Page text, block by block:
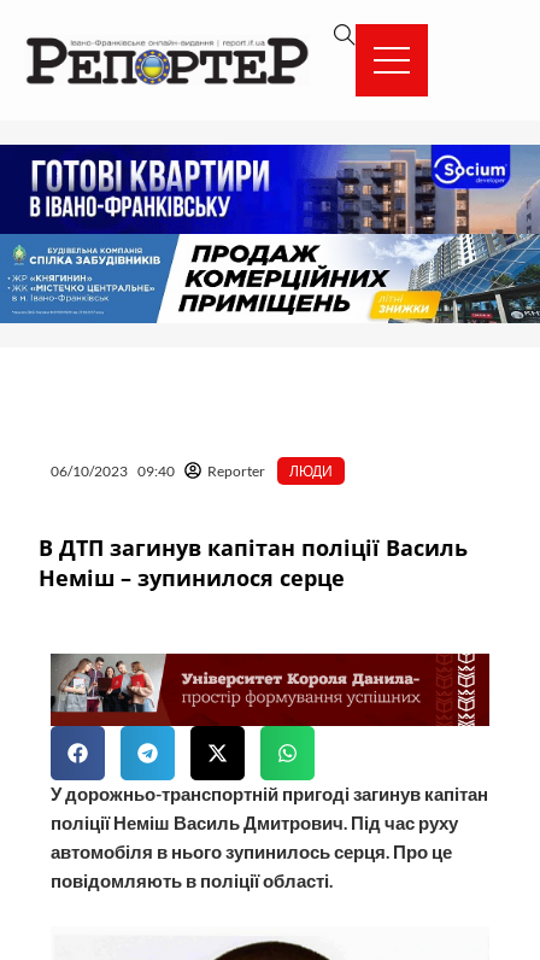
вмісту
06/10/2023 09:40 Reporter ЛЮДИ
В ДТП загинув капітан поліції Василь
Неміш – зупинилося серце
У дорожньо-транспортній пригоді загинув капітан
поліції Неміш Василь Дмитрович. Під час руху
автомобіля в нього зупинилось серця. Про це
повідомляють в поліції області.